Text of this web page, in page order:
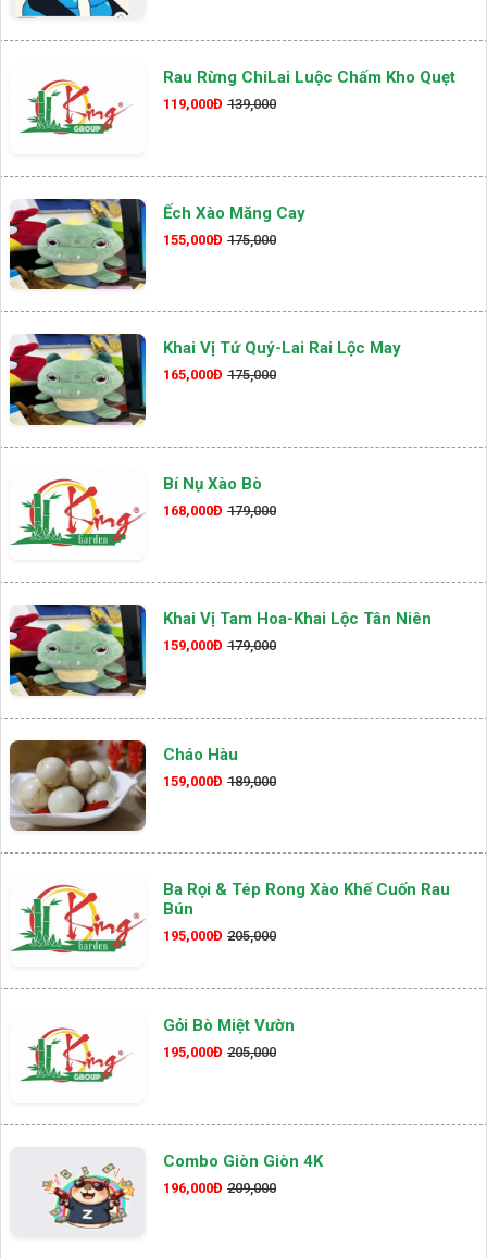
Rau Rừng ChiLai Luộc Chấm Kho Quẹt
119,000Đ 139,000
Ếch Xào Măng Cay
155,000Đ 175,000
Khai Vị Tứ Quý-Lai Rai Lộc May
165,000Đ 175,000
Bí Nụ Xào Bò
168,000Đ 179,000
Khai Vị Tam Hoa-Khai Lộc Tân Niên
159,000Đ 179,000
Cháo Hàu
159,000Đ 189,000
Ba Rọi & Tép Rong Xào Khế Cuốn Rau
Bún
195,000Đ 205,000
Gỏi Bò Miệt Vườn
195,000Đ 205,000
Combo Giòn Giòn 4K
196,000Đ 209,000